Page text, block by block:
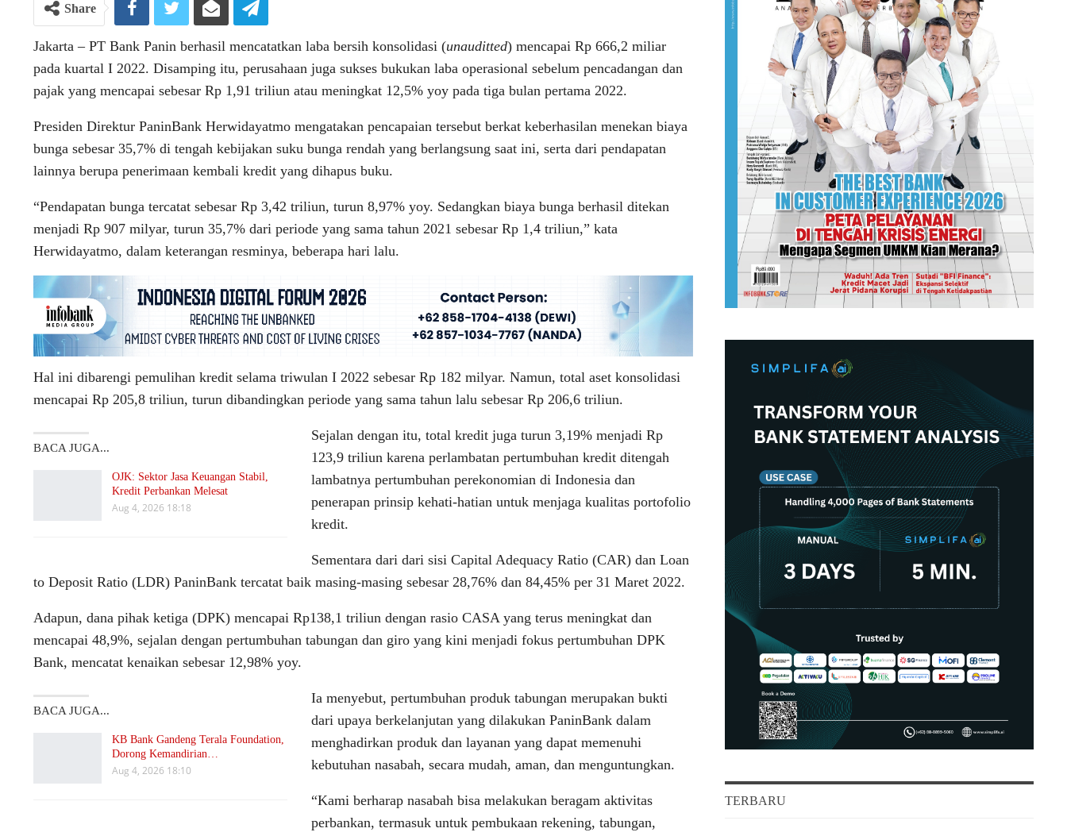
Share
Jakarta – PT Bank Panin berhasil mencatatkan laba bersih konsolidasi (unauditted) mencapai Rp 666,2 miliar
pada kuartal I 2022. Disamping itu, perusahaan juga sukses bukukan laba operasional sebelum pencadangan dan
pajak yang mencapai sebesar Rp 1,91 triliun atau meningkat 12,5% yoy pada tiga bulan pertama 2022.
Presiden Direktur PaninBank Herwidayatmo mengatakan pencapaian tersebut berkat keberhasilan menekan biaya
bunga sebesar 35,7% di tengah kebijakan suku bunga rendah yang berlangsung saat ini, serta dari pendapatan
lainnya berupa penerimaan kembali kredit yang dihapus buku.
“Pendapatan bunga tercatat sebesar Rp 3,42 triliun, turun 8,97% yoy. Sedangkan biaya bunga berhasil ditekan
menjadi Rp 907 milyar, turun 35,7% dari periode yang sama tahun 2021 sebesar Rp 1,4 triliun,” kata
Herwidayatmo, dalam keterangan resminya, beberapa hari lalu.
Hal ini dibarengi pemulihan kredit selama triwulan I 2022 sebesar Rp 182 milyar. Namun, total aset konsolidasi
mencapai Rp 205,8 triliun, turun dibandingkan periode yang sama tahun lalu sebesar Rp 206,6 triliun.
BACA JUGA...
OJK: Sektor Jasa Keuangan Stabil,
Kredit Perbankan Melesat
Aug 4, 2026 18:18
Sejalan dengan itu, total kredit juga turun 3,19% menjadi Rp
123,9 triliun karena perlambatan pertumbuhan kredit ditengah
lambatnya pertumbuhan perekonomian di Indonesia dan
penerapan prinsip kehati-hatian untuk menjaga kualitas portofolio
kredit.
Sementara dari dari sisi Capital Adequacy Ratio (CAR) dan Loan
to Deposit Ratio (LDR) PaninBank tercatat baik masing-masing sebesar 28,76% dan 84,45% per 31 Maret 2022.
Adapun, dana pihak ketiga (DPK) mencapai Rp138,1 triliun dengan rasio CASA yang terus meningkat dan
mencapai 48,9%, sejalan dengan pertumbuhan tabungan dan giro yang kini menjadi fokus pertumbuhan DPK
Bank, mencatat kenaikan sebesar 12,98% yoy.
BACA JUGA...
KB Bank Gandeng Terala Foundation,
Dorong Kemandirian…
Aug 4, 2026 18:10
Ia menyebut, pertumbuhan produk tabungan merupakan bukti
dari upaya berkelanjutan yang dilakukan PaninBank dalam
menghadirkan produk dan layanan yang dapat memenuhi
kebutuhan nasabah, secara mudah, aman, dan menguntungkan.
“Kami berharap nasabah bisa melakukan beragam aktivitas
perbankan, termasuk untuk pembukaan rekening, tabungan,
TERBARU